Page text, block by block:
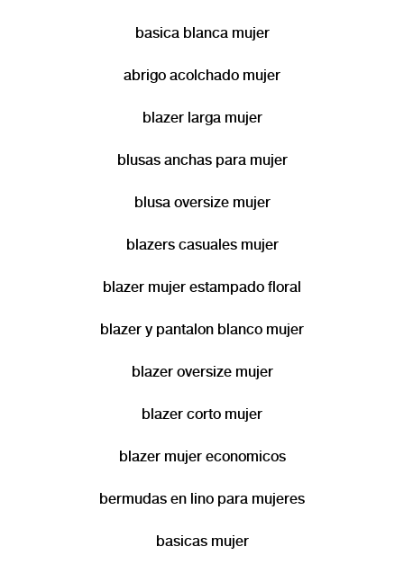
modernidad, pensada para acompañarte en cada paso con igual pasión por la
basica blanca mujer
abrigo acolchado mujer
blazer larga mujer
blusas anchas para mujer
blusa oversize mujer
blazers casuales mujer
blazer mujer estampado floral
blazer y pantalon blanco mujer
blazer oversize mujer
blazer corto mujer
blazer mujer economicos
bermudas en lino para mujeres
basicas mujer